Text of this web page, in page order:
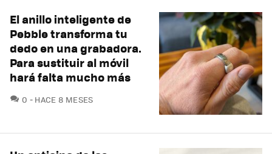
El anillo inteligente de
Pebble transforma tu
dedo en una grabadora.
Para sustituir al móvil
hará falta mucho más
0 COMENTARIOS
HACE 8 MESES